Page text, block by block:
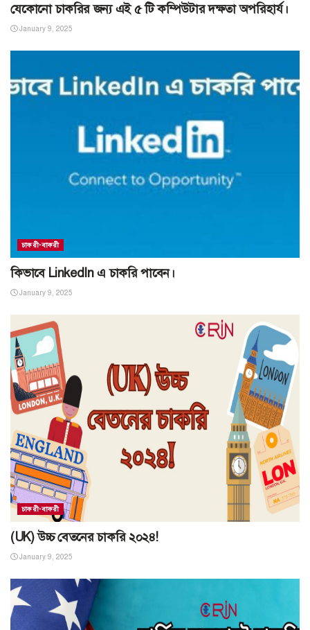
যেকোনো চাকরির জন্য এই ৫ টি কম্পিউটার দক্ষতা অপরিহার্য।
January 9, 2025
চাকরী-বাকরী
কিভাবে LinkedIn এ চাকরি পাবেন।
January 9, 2025
চাকরী-বাকরী
(UK) উচ্চ বেতনের চাকরি ২০২৪!
January 9, 2025